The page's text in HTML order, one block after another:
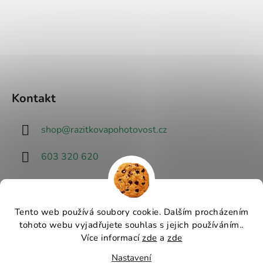
Tento web používá soubory cookie. Dalším procházením
tohoto webu vyjadřujete souhlas s jejich používáním..
Více informací zde a zde
Nastavení
Kontakt
shop@razitkovapohotovost.cz
603 320 620
Návrhář designu